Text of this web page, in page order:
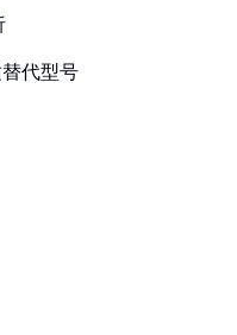
替代型号